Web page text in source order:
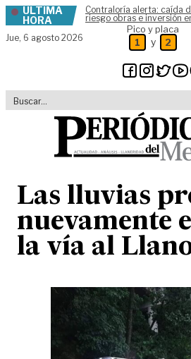
Skip to content
ÚLTIMA
HORA
Contraloría alerta: caída
riesgo obras e inversión
Jue, 6 agosto 2026
Pico y placa
1 y 2
Las lluvias
nuevamente
la vía al